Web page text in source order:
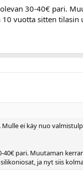
30-40€ pari.
vuotta sitten
ei käy nuo
pari. Muutaman
ja nyt siis